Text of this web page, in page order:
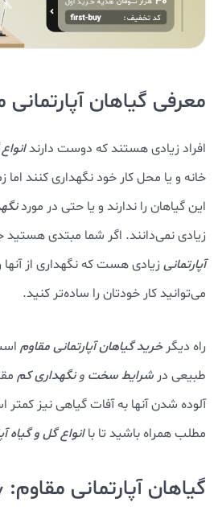
معرفی گیاهان آپارتمانی
افراد زیادی هستند که دوست دارند
خانه و یا محل کار خود نگهداری کنند اما
این گیاهان را ندارند و یا حتی در مورد
زیادی نمی‌دانند. اگر شما مبتدی
آپارتمانی زیادی هست که نگهداری از
می‌توانید کار خودتان را ساده‌تر کنید.
راه دیگرخرید گیاهان آپارتمانی مقاوم
طبیعی در شرایط سخت ونگهداری کم
آلوده شدن آنها به آفات گیاهی نیز کمتر
مطلب همراه باشید تا باانواع گل و گیاه